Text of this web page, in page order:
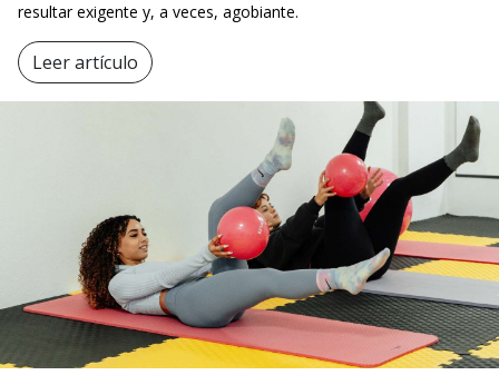
resultar exigente y, a veces, agobiante.
Leer artículo